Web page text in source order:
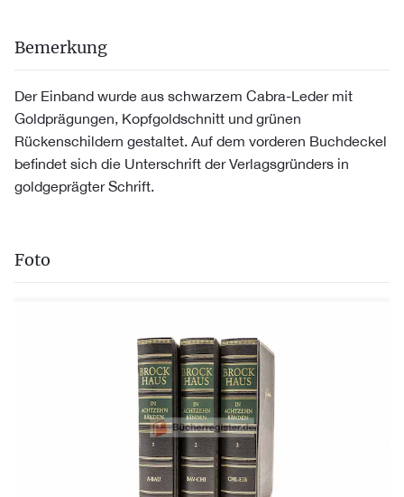
Bemerkung
Der Einband wurde aus schwarzem Cabra-Leder mit
Goldprägungen, Kopfgoldschnitt und grünen
Rückenschildern gestaltet. Auf dem vorderen Buchdeckel
befindet sich die Unterschrift der Verlagsgründers in
goldgeprägter Schrift.
Foto